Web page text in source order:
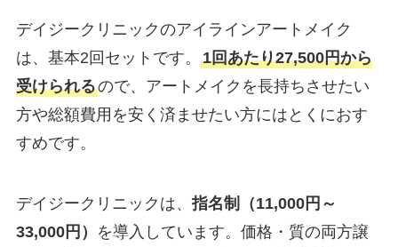
デイジークリニックのアイラインアートメイク
は、基本2回セットです。 1回あたり27,500円から
受けられるので、アートメイクを長持ちさせたい
方や総額費用を安く済ませたい方にはとくにおす
すめです。
デイジークリニックは、 指名制（11,000円～
33,000円）
を導入しています。価格・質の両方譲